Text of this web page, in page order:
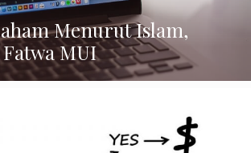
Menurut Islam,
MUI